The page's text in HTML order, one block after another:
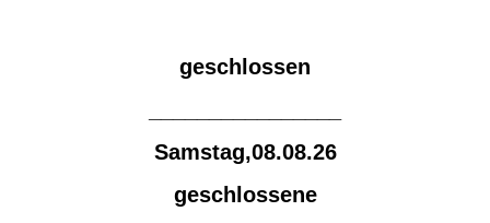
geschlossen
Samstag,08.08.26
geschlossene